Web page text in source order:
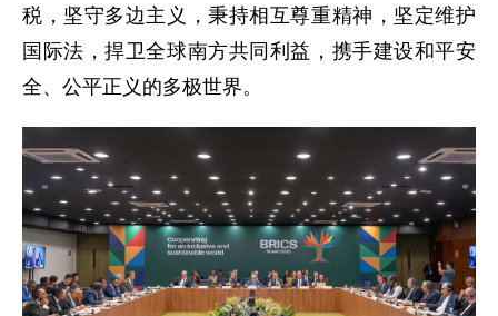
税，坚守多边主义，秉持相互尊重精神，坚定维护
国际法，捍卫全球南方共同利益，携手建设和平安
全、公平正义的多极世界。